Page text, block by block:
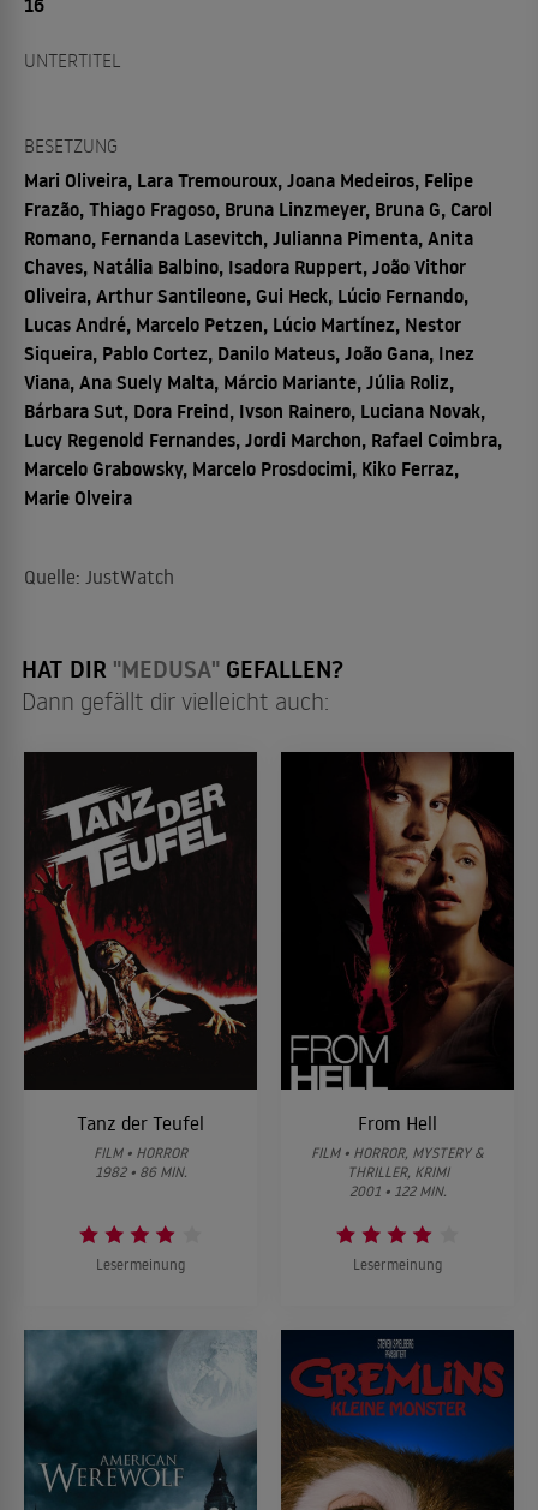
UNTERTITEL
BESETZUNG
Mari Oliveira, Lara Tremouroux, Joana Medeiros, Felipe
Frazão, Thiago Fragoso, Bruna Linzmeyer, Bruna G, Carol
Romano, Fernanda Lasevitch, Julianna Pimenta, Anita
Chaves, Natália Balbino, Isadora Ruppert, João Vithor
Oliveira, Arthur Santileone, Gui Heck, Lúcio Fernando,
Lucas André, Marcelo Petzen, Lúcio Martínez, Nestor
Siqueira, Pablo Cortez, Danilo Mateus, João Gana, Inez
Viana, Ana Suely Malta, Márcio Mariante, Júlia Roliz,
Bárbara Sut, Dora Freind, Ivson Rainero, Luciana Novak,
Lucy Regenold Fernandes, Jordi Marchon, Rafael Coimbra,
Marcelo Grabowsky, Marcelo Prosdocimi, Kiko Ferraz,
Marie Olveira
Quelle: JustWatch
HAT DIR "MEDUSA" GEFALLEN?
Dann gefällt dir vielleicht auch:
Tanz der Teufel
FILM • HORROR
1982 • 86 MIN.
Lesermeinung
From Hell
FILM • HORROR, MYSTERY &
THRILLER, KRIMI
2001 • 122 MIN.
Lesermeinung